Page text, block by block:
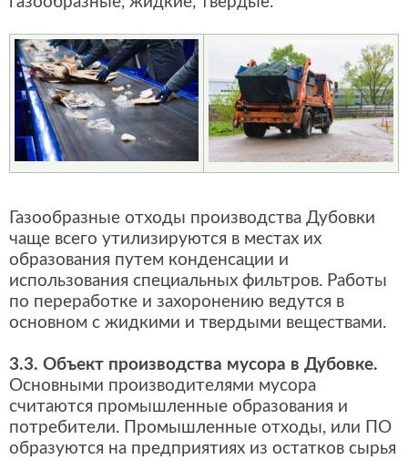
Газообразные отходы производства Дубовки
чаще всего утилизируются в местах их
образования путем конденсации и
использования специальных фильтров. Работы
по переработке и захоронению ведутся в
основном с жидкими и твердыми веществами.
3.3. Объект производства мусора в Дубовке.
Основными производителями мусора
считаются промышленные образования и
потребители. Промышленные отходы, или ПО
образуются на предприятиях из остатков сырья